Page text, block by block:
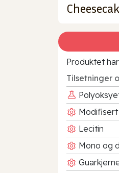
Produktet
Tilsetninger
Lecitin
Mono og